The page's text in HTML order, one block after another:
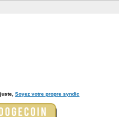
Soyez votre propre syndic